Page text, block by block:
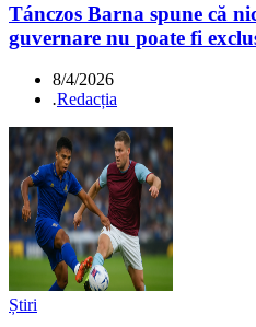
Tánczos Barna spune că
guvernare nu poate fi
8/4/2026
.Redacția
Știri